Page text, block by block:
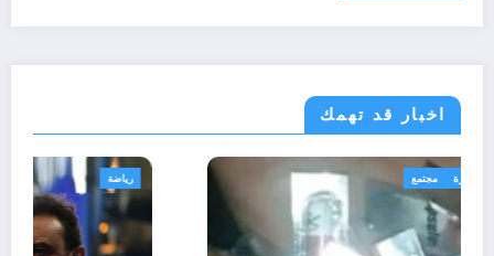
اخبار قد تهمك
الجزائر الحدث قانون تشريع و ادارة